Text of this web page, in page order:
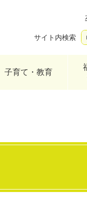
サイト内検索
子育て・教育